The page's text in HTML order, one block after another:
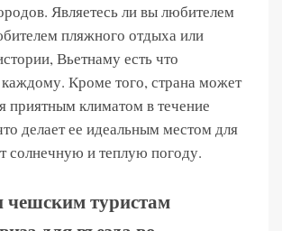
Являетесь ли вы любителем
пляжного отдыха или
Вьетнаму есть что
Кроме того, страна может
приятным климатом в течение
делает ее идеальным местом для
солнечную и теплую погоду.
туристам